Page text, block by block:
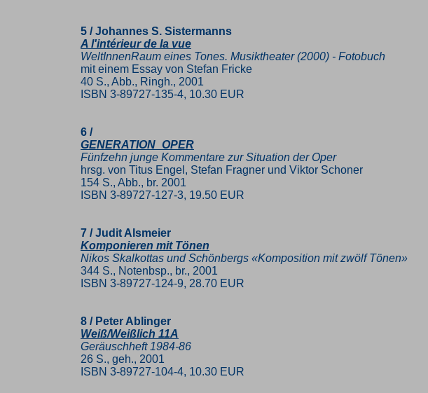
5 / Johannes S. Sistermanns
A l'intérieur de la vue
WeltInnenRaum eines Tones. Musiktheater (2000) - Fotobuch
mit einem Essay von Stefan Fricke
40 S., Abb., Ringh., 2001
ISBN 3-89727-135-4, 10.30 EUR
6 /
GENERATION_OPER
Fünfzehn junge Kommentare zur Situation der Oper
hrsg. von Titus Engel, Stefan Fragner und Viktor Schoner
154 S., Abb., br. 2001
ISBN 3-89727-127-3, 19.50 EUR
7 / Judit Alsmeier
Komponieren mit Tönen
Nikos Skalkottas und Schönbergs «Komposition mit zwölf Tönen»
344 S., Notenbsp., br., 2001
ISBN 3-89727-124-9, 28.70 EUR
8 / Peter Ablinger
Weiß/Weißlich 11A
Geräuschheft 1984-86
26 S., geh., 2001
ISBN 3-89727-104-4, 10.30 EUR